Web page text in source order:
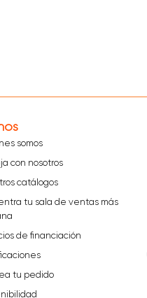
somos
con nosotros
catálogos
tu sala de ventas más
de financiación
tu pedido